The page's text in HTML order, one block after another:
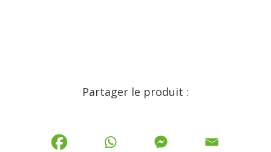
Partager le produit :